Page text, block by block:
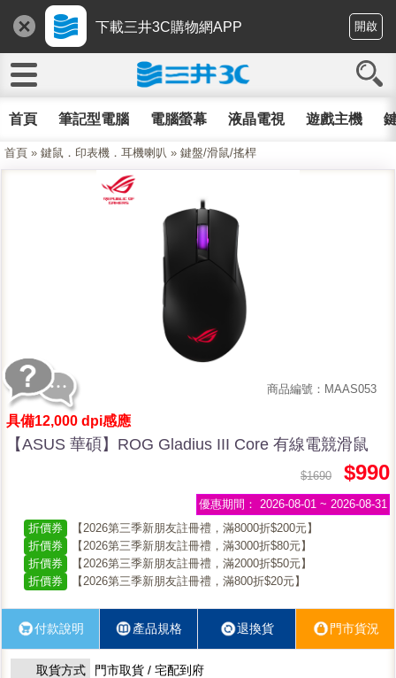
下載三井3C購物網APP 開啟
首頁 筆記型電腦 電腦螢幕 液晶電視 遊戲主機
首頁 » 鍵鼠．印表機．耳機喇叭 » 鍵盤/滑鼠/搖桿
商品編號：MAAS053
具備12,000 dpi感應
【ASUS 華碩】ROG Gladius III Core 有線電競滑鼠
$1690 $990
優惠期間： 2026-08-01 ~ 2026-08-31
折價券
【2026第三季新朋友註冊禮，滿8000折$200元】
折價券
【2026第三季新朋友註冊禮，滿3000折$80元】
折價券
【2026第三季新朋友註冊禮，滿2000折$50元】
折價券
【2026第三季新朋友註冊禮，滿800折$20元】
付款說明 產品規格 退換貨 門市貨況
取貨方式 門市取貨 / 宅配到府